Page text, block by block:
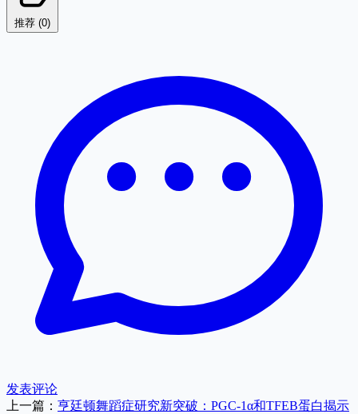
推荐 (0)
发表评论
上一篇： 亨廷顿舞蹈症研究新突破：PGC-1α和TFEB蛋白揭示